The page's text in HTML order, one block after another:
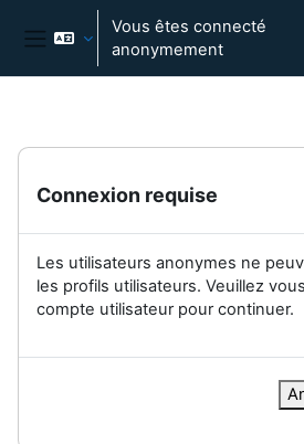
Passer au contenu principal
Panneau latéral
Vous êtes connecté
anonymement
Connexion requise
Les utilisateurs anonymes ne
les profils utilisateurs. Veuillez
compte utilisateur pour continuer.